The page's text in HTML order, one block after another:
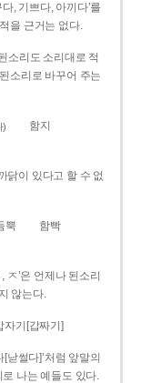
, 기쁘다, 아끼다’를
을 근거는 없다.
소리도 소리대로 적
소리로 바꾸어 주는
)
함지
닭이 있다고 할 수 없
뿍
함빡
ㅈ’은 언제나 된소리
않는다.
자기[갑짜기]
[낟썰다]’처럼 앞말의
나는 예들도 있다.